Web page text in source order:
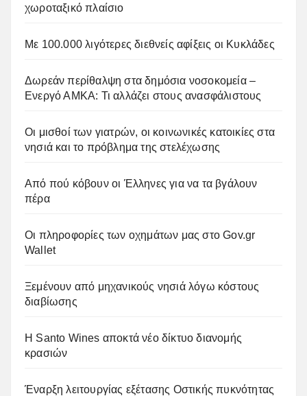
χωροταξικό πλαίσιο
Με 100.000 λιγότερες διεθνείς αφίξεις οι Κυκλάδες
Δωρεάν περίθαλψη στα δημόσια νοσοκομεία –
Ενεργό ΑΜΚΑ: Τι αλλάζει στους ανασφάλιστους
Οι μισθοί των γιατρών, οι κοινωνικές κατοικίες στα
νησιά και το πρόβλημα της στελέχωσης
Από πού κόβουν οι Έλληνες για να τα βγάλουν
πέρα
Οι πληροφορίες των οχημάτων μας στο Gov.gr
Wallet
Ξεμένουν από μηχανικούς νησιά λόγω κόστους
διαβίωσης
Η Santo Wines αποκτά νέο δίκτυο διανομής
κρασιών
Έναρξη λειτουργίας εξέτασης Οστικής πυκνότητας